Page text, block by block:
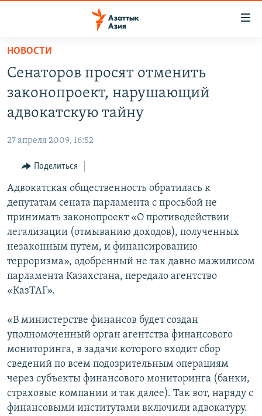
Вернуться
основному
содержанию
главной
навигации
Вернутся
поиску
КАЗАХСТАН
ТАДЖИКИСТАН
ВОЙНА В УКРАИНЕ
ҚАЗАҚША
КЫРГЫЗЧА
ЎЗБЕКЧА
ТОҶИКӢ
TÜRKMENÇE
Все сайты РСЕ/РС
НОВОСТИ
Сенаторов просят отменить
законопроект, нарушающий
адвокатскую тайну
27 апреля 2009, 16:52
Поделиться
Адвокатская общественность обратилась к
депутатам сената парламента с просьбой не
принимать законопроект «О противодействии
легализации (отмыванию доходов), полученных
незаконным путем, и финансированию
терроризма», одобренный не так давно мажилисом
парламента Казахстана, передало агентство
«КазТАГ».
«В министерстве финансов будет создан
уполномоченный орган агентства финансового
мониторинга, в задачи которого входит сбор
сведений по всем подозрительным операциям
через субъекты финансового мониторинга (банки,
страховые компании и так далее). Так вот, наряду с
финансовыми институтами включили адвокатуру.